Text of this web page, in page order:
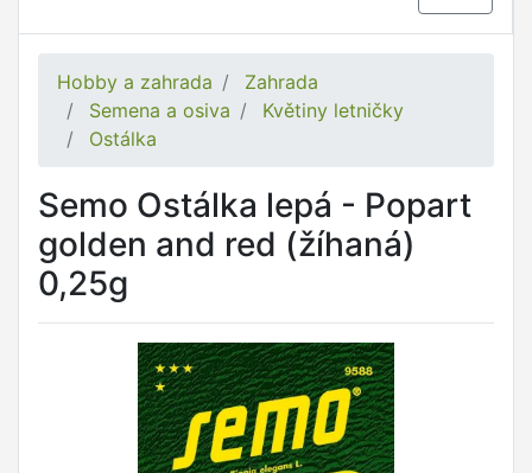
Hobby a zahrada
Zahrada
Semena a osiva
Květiny letničky
Ostálka
Semo Ostálka lepá - Popart
golden and red (žíhaná)
0,25g